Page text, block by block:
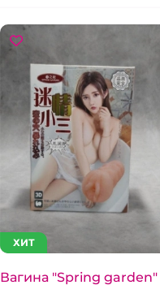
ХИТ
Вагина "Spring garden"